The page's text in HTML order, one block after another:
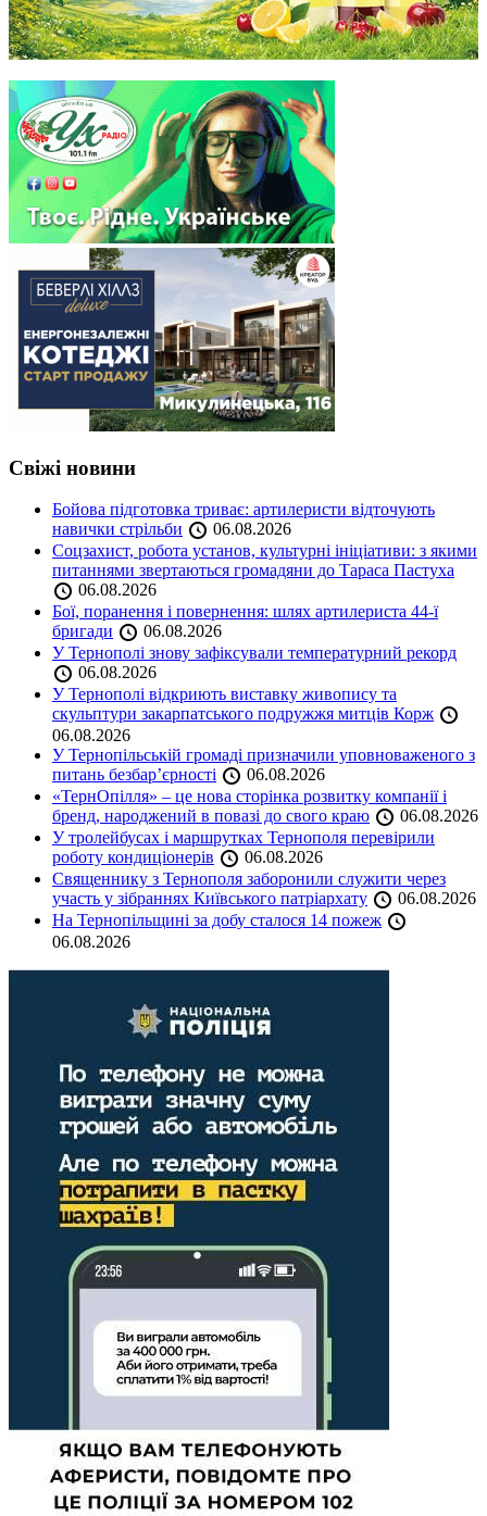
Свіжі новини
Бойова підготовка триває: артилеристи відточують
навички стрільби
06.08.2026
Соцзахист, робота установ, культурні ініціативи: з якими
питаннями звертаються громадяни до Тараса Пастуха
06.08.2026
Бої, поранення і повернення: шлях артилериста 44-ї
бригади
06.08.2026
У Тернополі знову зафіксували температурний рекорд
06.08.2026
У Тернополі відкриють виставку живопису та
скульптури закарпатського подружжя митців Корж
06.08.2026
У Тернопільській громаді призначили уповноваженого з
питань безбар’єрності
06.08.2026
«ТернОпілля» – це нова сторінка розвитку компанії і
бренд, народжений в повазі до свого краю
06.08.2026
У тролейбусах і маршрутках Тернополя перевірили
роботу кондиціонерів
06.08.2026
Священнику з Тернополя заборонили служити через
участь у зібраннях Київського патріархату
06.08.2026
На Тернопільщині за добу сталося 14 пожеж
06.08.2026